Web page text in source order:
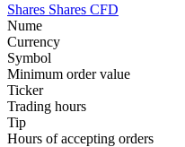
Shares Shares CFD
Nume
Currency
Symbol
Minimum order value
Ticker
Trading hours
Tip
Hours of accepting orders